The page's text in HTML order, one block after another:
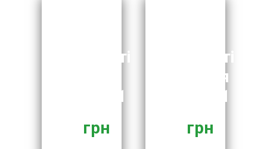
участі
25.11
грн
участі
після
25.11
грн